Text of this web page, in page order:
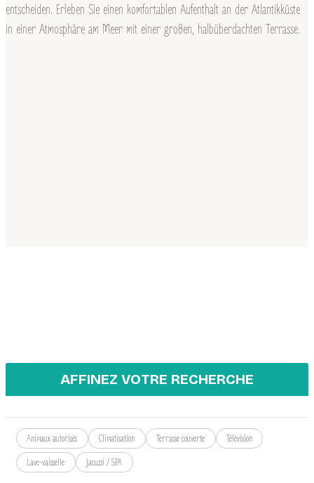
entscheiden. Erleben Sie einen komfortablen Aufenthalt an der Atlantikküste
in einer Atmosphäre am Meer mit einer großen, halbüberdachten Terrasse.
AFFINEZ VOTRE RECHERCHE
Animaux autorisés Climatisation Terrasse couverte Télévision
Lave-vaisselle Jacuzzi / SPA